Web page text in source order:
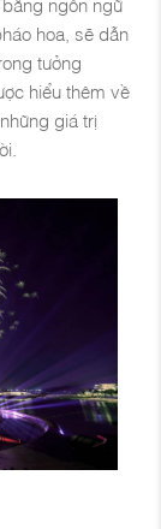
hoa, sẽ dẫn
tưởng
hiểu thêm về
giá trị